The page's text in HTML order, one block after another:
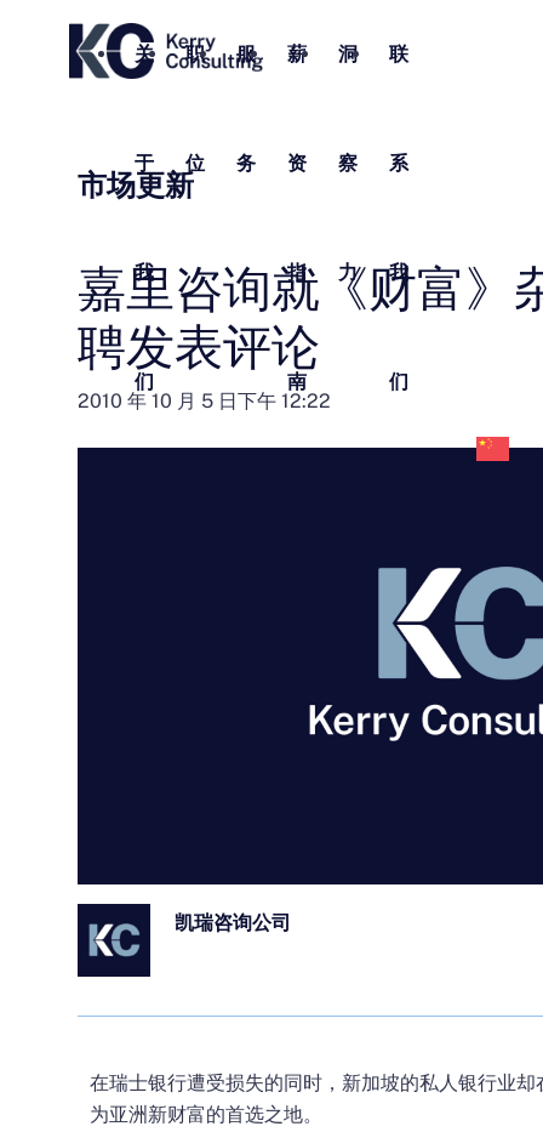
关
于
我
们
职
位
服
务
薪
资
指
南
洞
察
力
联
系
我
们
市场更新
嘉里咨询就《财富》
聘发表评论
2010 年 10 月 5 日下午 12:22
凯瑞咨询公司
在瑞士银行遭受损失的同时，新加坡的私人银行业
为亚洲新财富的首选之地。